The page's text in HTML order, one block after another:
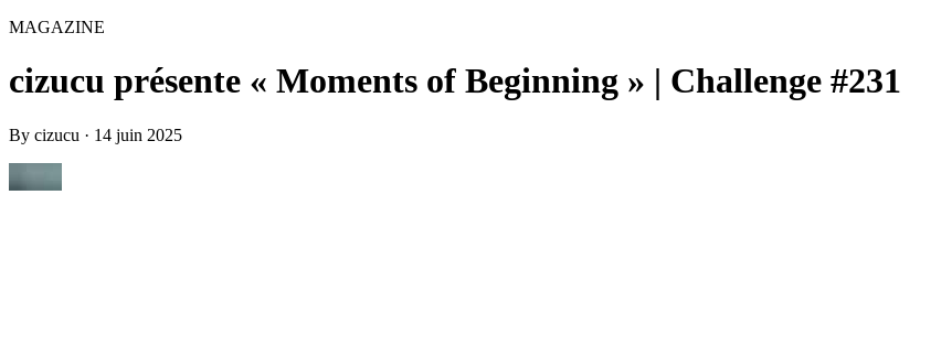
MAGAZINE
cizucu présente « Moments of Beginning » | Challenge #231
By cizucu · 14 juin 2025